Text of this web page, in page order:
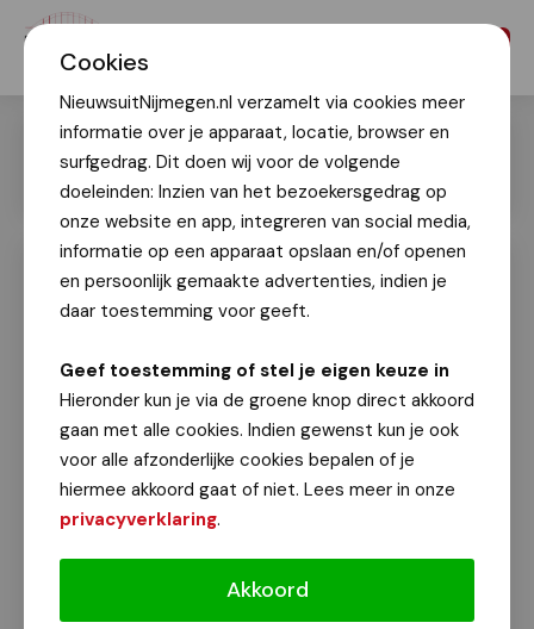
Cookies
NieuwsuitNijmegen.nl verzamelt via cookies meer
informatie over je apparaat, locatie, browser en
surfgedrag. Dit doen wij voor de volgende
doeleinden: Inzien van het bezoekersgedrag op
onze website en app, integreren van social media,
informatie op een apparaat opslaan en/of openen
en persoonlijk gemaakte advertenties, indien je
daar toestemming voor geeft.
Geef toestemming of stel je eigen keuze in
Hieronder kun je via de groene knop direct akkoord
gaan met alle cookies. Indien gewenst kun je ook
voor alle afzonderlijke cookies bepalen of je
hiermee akkoord gaat of niet. Lees meer in onze
privacyverklaring.
Akkoord
4Daagse 2024: Militairen herdenken
slachtoffers Tweede Wereldoorlog op
15 juli 2024
Vandaag vond de jaarlijkse herdenking op de
Canadese militaire erebegraafplaats in
Groesbeek plaats. Tijdens deze ceremoniële
bijeenkomst herdachten de militaire
deelnemers en organisatoren van de 4Daagse
de met name Canadese soldaten die gevallen
zijn tijdens de Tweede Wereldoorlog.